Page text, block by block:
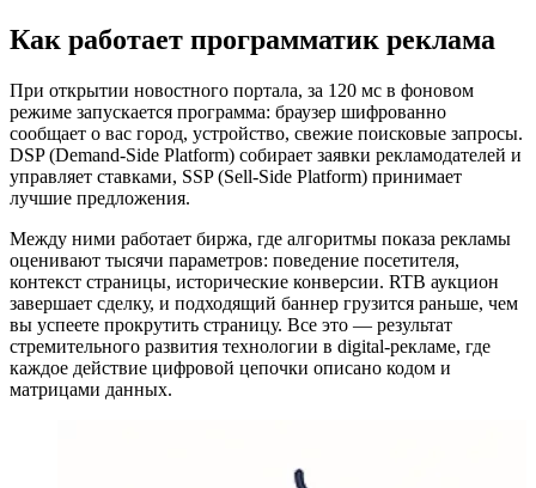
Как работает программатик реклама
При открытии новостного портала, за 120 мс в фоновом
режиме запускается программа: браузер шифрованно
сообщает о вас город, устройство, свежие поисковые запросы.
DSP (Demand-Side Platform) собирает заявки рекламодателей и
управляет ставками, SSP (Sell-Side Platform) принимает
лучшие предложения.
Между ними работает биржа, где алгоритмы показа рекламы
оценивают тысячи параметров: поведение посетителя,
контекст страницы, исторические конверсии. RTB аукцион
завершает сделку, и подходящий баннер грузится раньше, чем
вы успеете прокрутить страницу. Все это — результат
стремительного развития технологии в digital-рекламе, где
каждое действие цифровой цепочки описано кодом и
матрицами данных.